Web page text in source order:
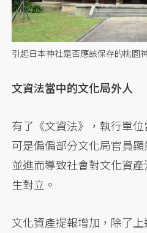
引起日本神社是否應該保存的桃園
文資法當中的文化局外人
有了《文資法》，執行單位
可是偏偏部分文化局官員顯
並進而導致社會對文化資
生對立。
文化資產提報增加，除了